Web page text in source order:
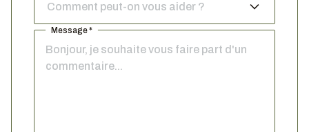
Comment peut-on vous aider ?
Message *